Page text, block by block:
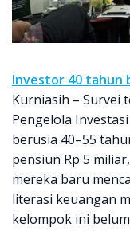
Investor 40 tahun
Kurniasih – Survei
Pengelola
berusia 40–55
pensiun Rp 5
mereka baru
literasi keuangan
kelompok ini